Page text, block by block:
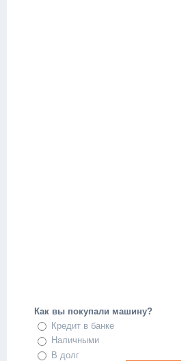
Как вы покупали машину?
Кредит в банке
Наличными
В долг